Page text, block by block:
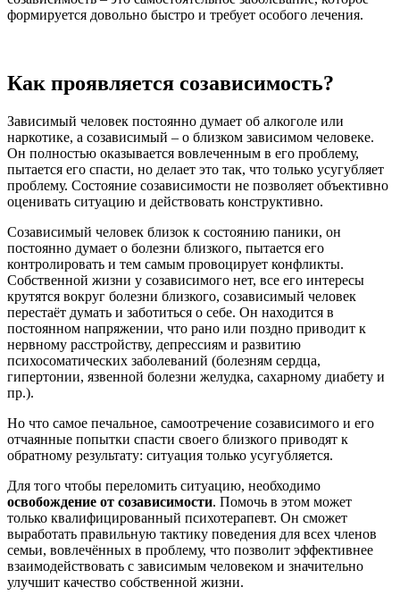
формируется довольно быстро и требует особого лечения.
Как проявляется созависимость?
Зависимый человек постоянно думает об алкоголе или
наркотике, а созависимый – о близком зависимом человеке.
Он полностью оказывается вовлеченным в его проблему,
пытается его спасти, но делает это так, что только усугубляет
проблему. Состояние созависимости не позволяет объективно
оценивать ситуацию и действовать конструктивно.
Созависимый человек близок к состоянию паники, он
постоянно думает о болезни близкого, пытается его
контролировать и тем самым провоцирует конфликты.
Собственной жизни у созависимого нет, все его интересы
крутятся вокруг болезни близкого, созависимый человек
перестаёт думать и заботиться о себе. Он находится в
постоянном напряжении, что рано или поздно приводит к
нервному расстройству, депрессиям и развитию
психосоматических заболеваний (болезням сердца,
гипертонии, язвенной болезни желудка, сахарному диабету и
пр.).
Но что самое печальное, самоотречение созависимого и его
отчаянные попытки спасти своего близкого приводят к
обратному результату: ситуация только усугубляется.
Для того чтобы переломить ситуацию, необходимо
освобождение от созависимости. Помочь в этом может
только квалифицированный психотерапевт. Он сможет
выработать правильную тактику поведения для всех членов
семьи, вовлечённых в проблему, что позволит эффективнее
взаимодействовать с зависимым человеком и значительно
улучшит качество собственной жизни.